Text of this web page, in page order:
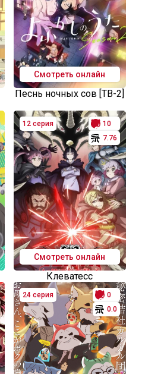
Смотреть онлайн
Песнь ночных сов [ТВ-2]
12 серия
10
7.76
Смотреть онлайн
Клеватесс
24 серия
0
0.0